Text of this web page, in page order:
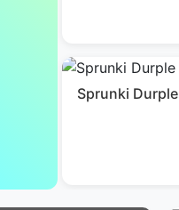
Sprunki Durple